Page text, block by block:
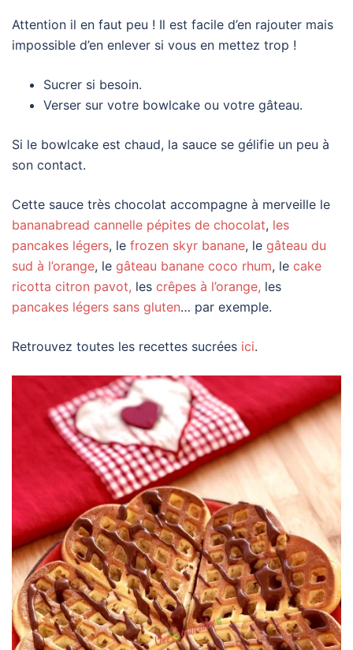
Attention il en faut peu ! Il est facile d’en rajouter mais
impossible d’en enlever si vous en mettez trop !
Sucrer si besoin.
Verser sur votre bowlcake ou votre gâteau.
Si le bowlcake est chaud, la sauce se gélifie un peu à
son contact.
Cette sauce très chocolat accompagne à merveille le
bananabread cannelle pépites de chocolat, les
pancakes légers, le frozen skyr banane, le gâteau du
sud à l’orange, le gâteau banane coco rhum, le cake
ricotta citron pavot, les crêpes à l’orange, les
pancakes légers sans gluten… par exemple.
Retrouvez toutes les recettes sucrées ici.